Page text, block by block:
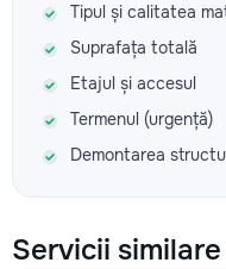
Tipul și calitatea
Suprafața totală
Etajul și accesul
Termenul (urgență)
Demontarea
Servicii similare